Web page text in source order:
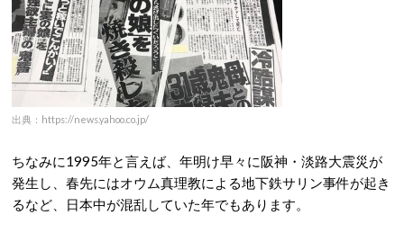
出典：https://news.yahoo.co.jp/
ちなみに1995年と言えば、年明け早々に阪神・淡路大震災が
発生し、春先にはオウム真理教による地下鉄サリン事件が起き
るなど、日本中が混乱していた年でもあります。